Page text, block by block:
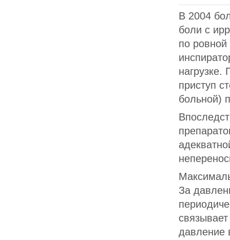
В 2004
боли с
по ровной
нагрузке.
приступ
больной)
За
давление